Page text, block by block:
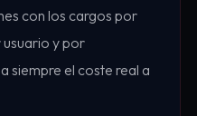
con los cargos por
y por
siempre el coste real a